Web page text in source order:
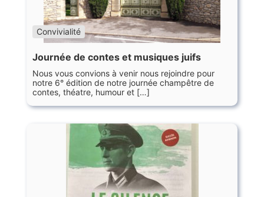
Convivialité
Journée de contes et musiques juifs
Nous vous convions à venir nous rejoindre pour
notre 6° édition de notre journée champêtre de
contes, théatre, humour et […]